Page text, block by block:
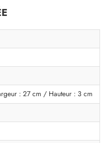
: 27 cm / Hauteur : 3 cm